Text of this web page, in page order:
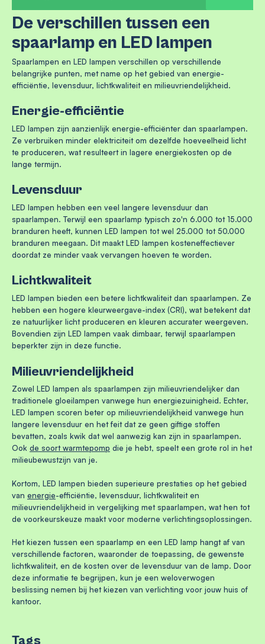
De verschillen tussen een
spaarlamp en LED lampen
Spaarlampen en LED lampen verschillen op verschillende
belangrijke punten, met name op het gebied van energie-
efficiëntie, levensduur, lichtkwaliteit en milieuvriendelijkheid.
Energie-efficiëntie
LED lampen zijn aanzienlijk energie-efficiënter dan spaarlampen.
Ze verbruiken minder elektriciteit om dezelfde hoeveelheid licht
te produceren, wat resulteert in lagere energiekosten op de
lange termijn.
Levensduur
LED lampen hebben een veel langere levensduur dan
spaarlampen. Terwijl een spaarlamp typisch zo'n 6.000 tot 15.000
branduren heeft, kunnen LED lampen tot wel 25.000 tot 50.000
branduren meegaan. Dit maakt LED lampen kosteneffectiever
doordat ze minder vaak vervangen hoeven te worden.
Lichtkwaliteit
LED lampen bieden een betere lichtkwaliteit dan spaarlampen. Ze
hebben een hogere kleurweergave-index (CRI), wat betekent dat
ze natuurlijker licht produceren en kleuren accurater weergeven.
Bovendien zijn LED lampen vaak dimbaar, terwijl spaarlampen
beperkter zijn in deze functie.
Milieuvriendelijkheid
Zowel LED lampen als spaarlampen zijn milieuvriendelijker dan
traditionele gloeilampen vanwege hun energiezuinigheid. Echter,
LED lampen scoren beter op milieuvriendelijkheid vanwege hun
langere levensduur en het feit dat ze geen giftige stoffen
bevatten, zoals kwik dat wel aanwezig kan zijn in spaarlampen.
Ook de soort warmtepomp die je hebt, speelt een grote rol in het
milieubewustzijn van je.
Kortom, LED lampen bieden superieure prestaties op het gebied
van energie-efficiëntie, levensduur, lichtkwaliteit en
milieuvriendelijkheid in vergelijking met spaarlampen, wat hen tot
de voorkeurskeuze maakt voor moderne verlichtingsoplossingen.
Het kiezen tussen een spaarlamp en een LED lamp hangt af van
verschillende factoren, waaronder de toepassing, de gewenste
lichtkwaliteit, en de kosten over de levensduur van de lamp. Door
deze informatie te begrijpen, kun je een weloverwogen
beslissing nemen bij het kiezen van verlichting voor jouw huis of
kantoor.
Tags